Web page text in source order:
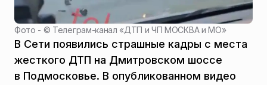
Фото - © Телеграм-канал «ДТП и ЧП МОСКВА и МО»
В Сети появились страшные кадры с места
жесткого ДТП на Дмитровском шоссе
в Подмосковье. В опубликованном видео